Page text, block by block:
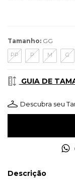
Tamanho: GG
PP P M G
GUIA DE
Descubra seu
Descrição